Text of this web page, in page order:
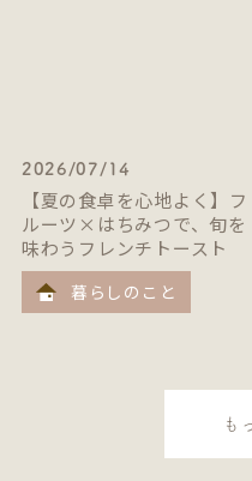
2026/07/14
【夏の食卓を心地よく】フ
ルーツ×はちみつで、旬を
味わうフレンチトースト
暮らしのこと
も